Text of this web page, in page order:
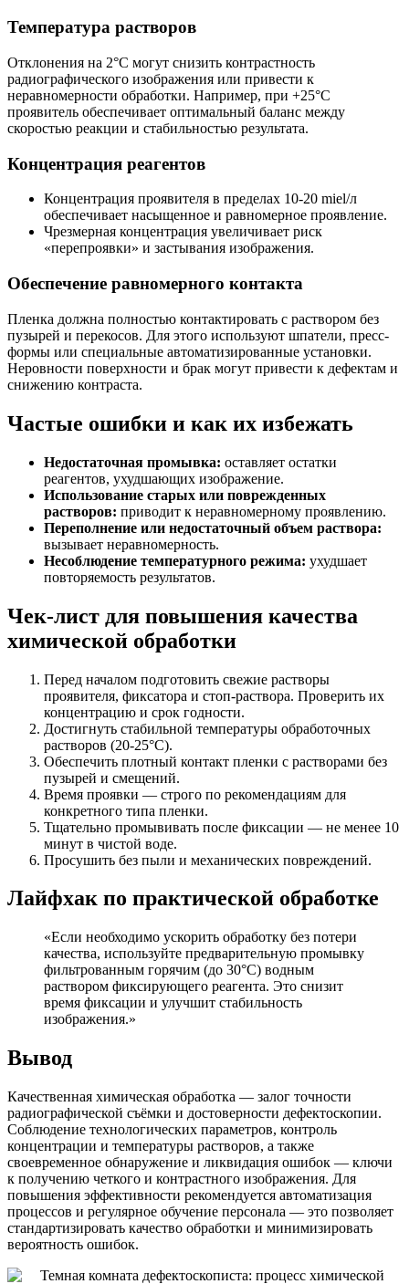
Температура растворов
Отклонения на 2°C могут снизить контрастность
радиографического изображения или привести к
неравномерности обработки. Например, при +25°C
проявитель обеспечивает оптимальный баланс между
скоростью реакции и стабильностью результата.
Концентрация реагентов
Концентрация проявителя в пределах 10-20 miel/л
обеспечивает насыщенное и равномерное проявление.
Чрезмерная концентрация увеличивает риск
«перепроявки» и застывания изображения.
Обеспечение равномерного контакта
Пленка должна полностью контактировать с раствором без
пузырей и перекосов. Для этого используют шпатели, пресс-
формы или специальные автоматизированные установки.
Неровности поверхности и брак могут привести к дефектам и
снижению контраста.
Частые ошибки и как их избежать
Недостаточная промывка: оставляет остатки
реагентов, ухудшающих изображение.
Использование старых или поврежденных
растворов: приводит к неравномерному проявлению.
Переполнение или недостаточный объем раствора:
вызывает неравномерность.
Несоблюдение температурного режима: ухудшает
повторяемость результатов.
Чек-лист для повышения качества
химической обработки
Перед началом подготовить свежие растворы
проявителя, фиксатора и стоп-раствора. Проверить их
концентрацию и срок годности.
Достигнуть стабильной температуры обработочных
растворов (20-25°C).
Обеспечить плотный контакт пленки с растворами без
пузырей и смещений.
Время проявки — строго по рекомендациям для
конкретного типа пленки.
Тщательно промывивать после фиксации — не менее 10
минут в чистой воде.
Просушить без пыли и механических повреждений.
Лайфхак по практической обработке
«Если необходимо ускорить обработку без потери
качества, используйте предварительную промывку
фильтрованным горячим (до 30°C) водным
раствором фиксирующего реагента. Это снизит
время фиксации и улучшит стабильность
изображения.»
Вывод
Качественная химическая обработка — залог точности
радиографической съёмки и достоверности дефектоскопии.
Соблюдение технологических параметров, контроль
концентрации и температуры растворов, а также
своевременное обнаружение и ликвидация ошибок — ключи
к получению четкого и контрастного изображения. Для
повышения эффективности рекомендуется автоматизация
процессов и регулярное обучение персонала — это позволяет
стандартизировать качество обработки и минимизировать
вероятность ошибок.